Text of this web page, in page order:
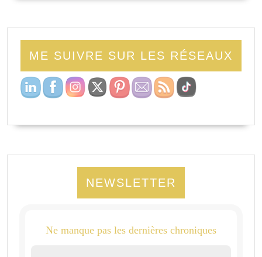
ME SUIVRE SUR LES RÉSEAUX
NEWSLETTER
Ne manque pas les dernières chroniques